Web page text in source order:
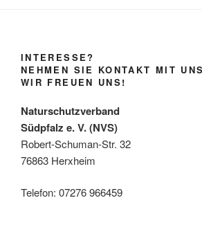
INTERESSE?
NEHMEN SIE KONTAKT MIT
WIR FREUEN UNS!
Naturschutzverband
Südpfalz e. V. (NVS)
Robert-Schuman-Str. 32
76863 Herxheim
Telefon: 07276 966459